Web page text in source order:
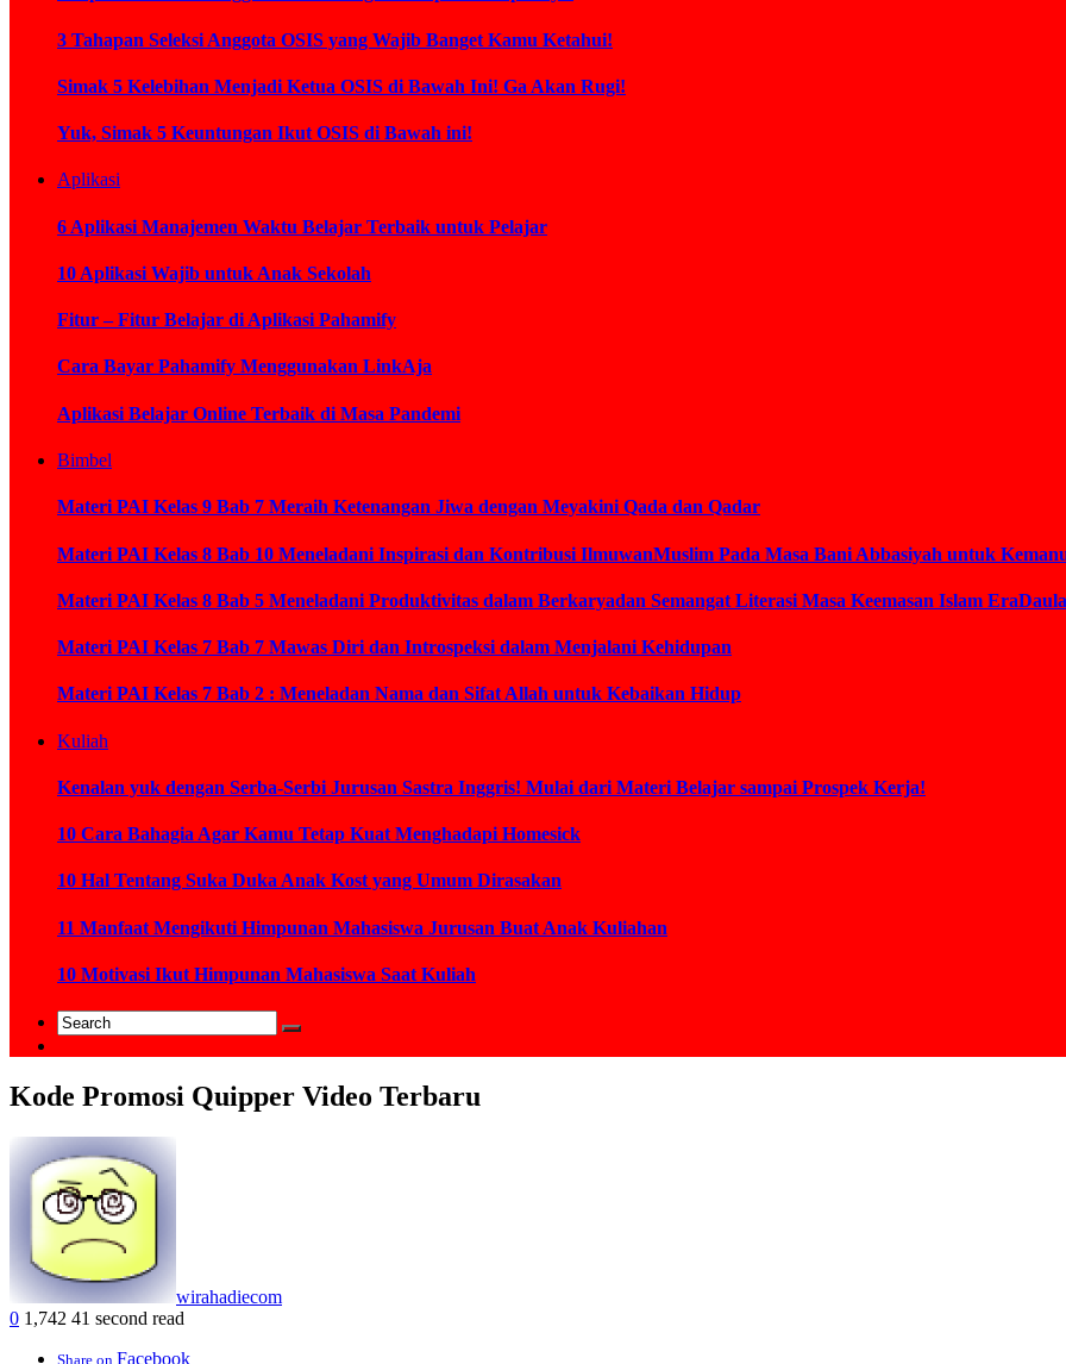
3 Tahapan Seleksi Anggota OSIS yang Wajib Banget Kamu Ketahui!
Simak 5 Kelebihan Menjadi Ketua OSIS di Bawah Ini! Ga Akan Rugi!
Yuk, Simak 5 Keuntungan Ikut OSIS di Bawah ini!
Aplikasi
6 Aplikasi Manajemen Waktu Belajar Terbaik untuk Pelajar
10 Aplikasi Wajib untuk Anak Sekolah
Fitur – Fitur Belajar di Aplikasi Pahamify
Cara Bayar Pahamify Menggunakan LinkAja
Aplikasi Belajar Online Terbaik di Masa Pandemi
Bimbel
Materi PAI Kelas 9 Bab 7 Meraih Ketenangan Jiwa dengan Meyakini Qada dan Qadar
Materi PAI Kelas 8 Bab 10 Meneladani Inspirasi dan Kontribusi IlmuwanMuslim Pada Masa Bani Abbasiyah untuk
Materi PAI Kelas 8 Bab 5 Meneladani Produktivitas dalam Berkaryadan Semangat Literasi Masa Keemasan Islam
Materi PAI Kelas 7 Bab 7 Mawas Diri dan Introspeksi dalam Menjalani Kehidupan
Materi PAI Kelas 7 Bab 2 : Meneladan Nama dan Sifat Allah untuk Kebaikan Hidup
Kuliah
Kenalan yuk dengan Serba-Serbi Jurusan Sastra Inggris! Mulai dari Materi Belajar sampai Prospek Kerja!
10 Cara Bahagia Agar Kamu Tetap Kuat Menghadapi Homesick
10 Hal Tentang Suka Duka Anak Kost yang Umum Dirasakan
11 Manfaat Mengikuti Himpunan Mahasiswa Jurusan Buat Anak Kuliahan
10 Motivasi Ikut Himpunan Mahasiswa Saat Kuliah
Kode Promosi Quipper Video Terbaru
wirahadiecom
0 1,742 41 second read
Share on Facebook